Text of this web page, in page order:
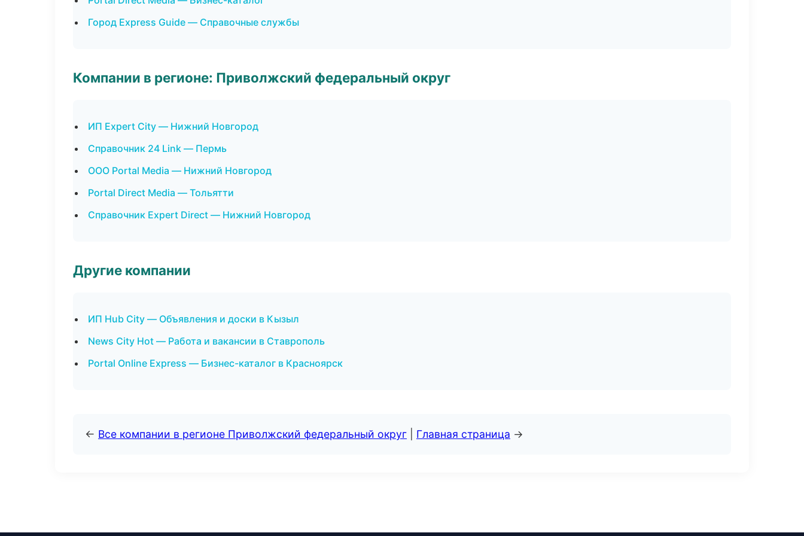
Город Express Guide — Справочные службы
Компании в регионе: Приволжский федеральный округ
ИП Expert City — Нижний Новгород
Справочник 24 Link — Пермь
ООО Portal Media — Нижний Новгород
Portal Direct Media — Тольятти
Справочник Expert Direct — Нижний Новгород
Другие компании
ИП Hub City — Объявления и доски в Кызыл
News City Hot — Работа и вакансии в Ставрополь
Portal Online Express — Бизнес-каталог в Красноярск
← Все компании в регионе Приволжский федеральный округ Главная страница →